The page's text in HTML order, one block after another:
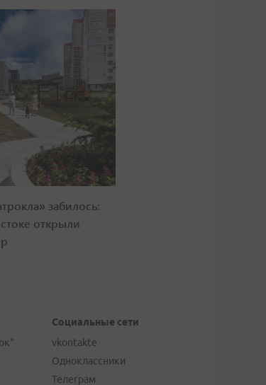
забилось:
открыли
Социальные сети
vkontakte
Одноклассники
Телеграм